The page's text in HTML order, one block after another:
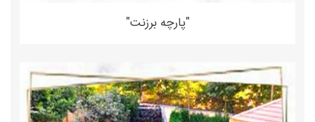
"پارچه برزنت"